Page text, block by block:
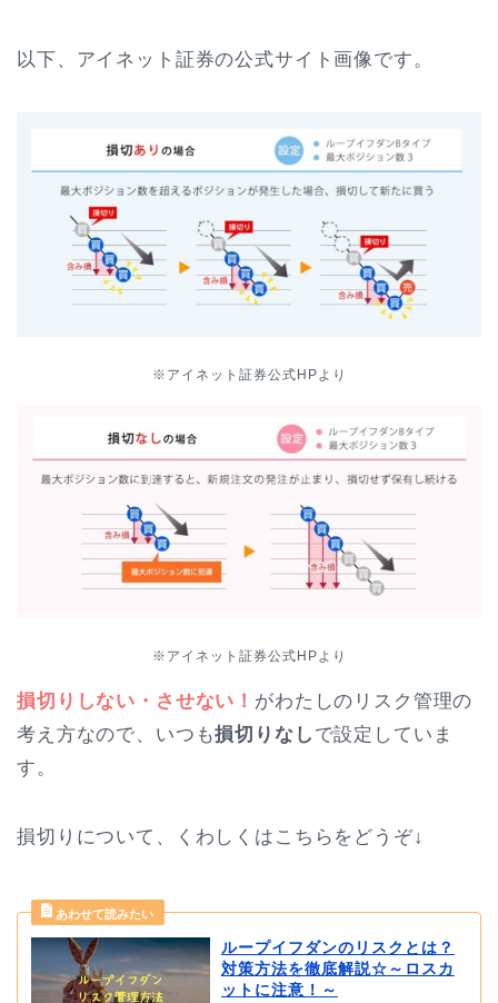
以下、アイネット証券の公式サイト画像です。
※アイネット証券公式HPより
※アイネット証券公式HPより
損切りしない・させない！ がわたしのリスク管理の
考え方なので、いつも損切りなし で設定していま
す。
損切りについて、くわしくはこちらをどうぞ↓
ループイフダンのリスクとは？
対策方法を徹底解説☆～ロスカ
ットに注意！～